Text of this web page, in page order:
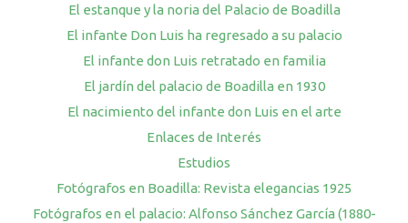
El estanque y la noria del Palacio de Boadilla
El infante Don Luis ha regresado a su palacio
El infante don Luis retratado en familia
El jardín del palacio de Boadilla en 1930
El nacimiento del infante don Luis en el arte
Enlaces de Interés
Estudios
Fotógrafos en Boadilla: Revista elegancias 1925
Fotógrafos en el palacio: Alfonso Sánchez García (1880-